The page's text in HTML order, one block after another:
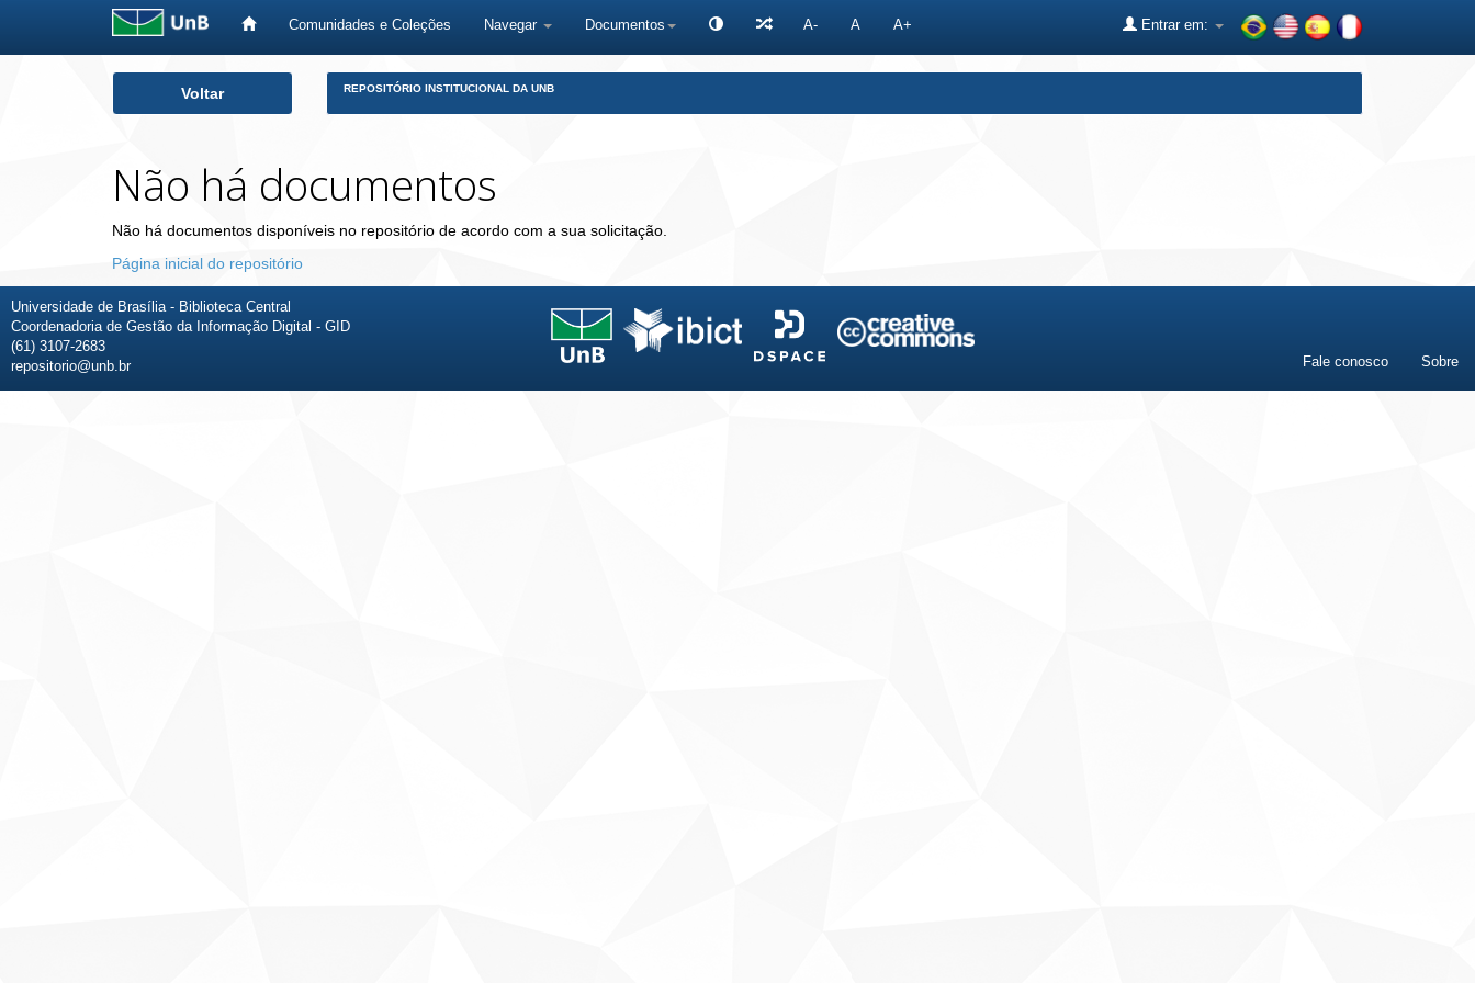
Comunidades e Coleções Navegar Documentos A- A A+ Entrar em:
Voltar REPOSITÓRIO INSTITUCIONAL DA UNB
Não há documentos
Não há documentos disponíveis no repositório de acordo com a sua solicitação.
Página inicial do repositório
Universidade de Brasília - Biblioteca Central
Coordenadoria de Gestão da Informação Digital - GID
(61) 3107-2683
repositorio@unb.br
Fale conosco Sobre